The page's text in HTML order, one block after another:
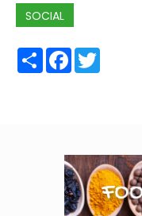
SOCIAL
ShareFacebook